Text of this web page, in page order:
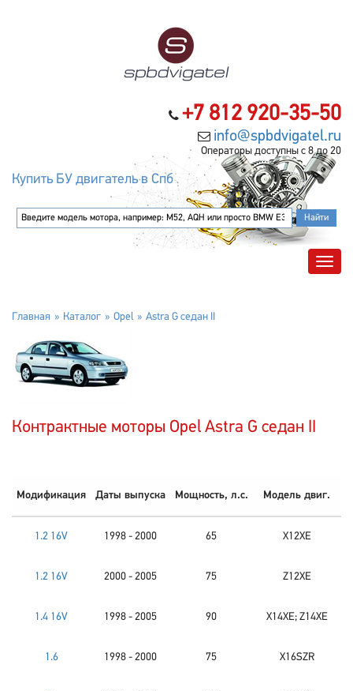
+7 812 920-35-50
info@spbdvigatel.ru
Операторы доступны с 8 до 20
Купить БУ двигатель в Спб
Главная Каталог Opel Astra G седан II
Контрактные моторы Opel Astra G седан II
Модификация Даты выпуска Мощность, л.с. Модель двиг.
1.2 16V 1998 - 2000 65 X12XE
1.2 16V 2000 - 2005 75 Z12XE
1.4 16V 1998 - 2005 90 X14XE; Z14XE
1.6 1998 - 2000 75 X16SZR